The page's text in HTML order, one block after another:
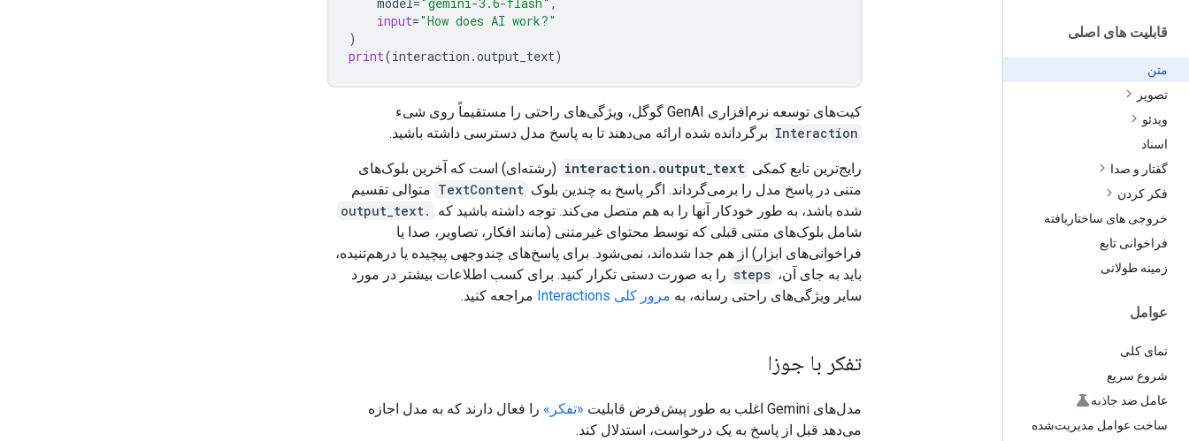
قابلیت های اصلی
متن
تصویر
ویدئو
اسناد
گفتار و صدا
فکر کردن
خروجی های ساختاریافته
فراخوانی تابع
زمینه طولانی
عوامل
نمای کلی
شروع سریع
عامل ضد جاذبه
ساخت عوامل مدیریت‌شده
input="How does AI work?"
)
print(interaction .output_text)
کیت‌های توسعه نرم‌افزاری GenAI گوگل، ویژگی‌های راحتی را مستقیماً روی شیء
Interaction برگردانده شده ارائه می‌دهند تا به پاسخ مدل دسترسی داشته باشید.
رایج‌ترین تابع کمکی interaction.output_text (رشته‌ای) است که آخرین بلوک‌های
متنی در پاسخ مدل را برمی‌گرداند. اگر پاسخ به چندین بلوک TextContent متوالی تقسیم
شده باشد، به طور خودکار آنها را به هم متصل می‌کند. توجه داشته باشید که
.output_text
شامل بلوک‌های متنی قبلی که توسط محتوای غیرمتنی (مانند افکار، تصاویر، صدا یا
فراخوانی‌های ابزار) از هم جدا شده‌اند، نمی‌شود. برای پاسخ‌های چندوجهی پیچیده یا درهم‌تنیده،
باید به جای آن، steps را به صورت دستی تکرار کنید. برای کسب اطلاعات بیشتر در مورد
سایر ویژگی‌های راحتی رسانه، به مرور کلی Interactions مراجعه کنید.
تفکر با جوزا
مدل‌های Gemini اغلب به طور پیش‌فرض قابلیت «تفکر» را فعال دارند که به مدل اجازه
می‌دهد قبل از پاسخ به یک درخواست، استدلال کند.